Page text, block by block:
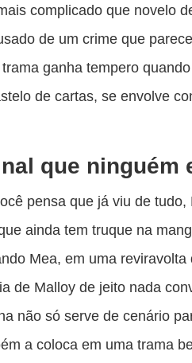
complicado que novelo
de um crime que
ganha tempero
de cartas, se envolve
que ninguém
pensa que já viu de
ainda tem truque na
Mea, em uma
de Malloy de jeito nada
não só serve de cenário
a coloca em uma trama